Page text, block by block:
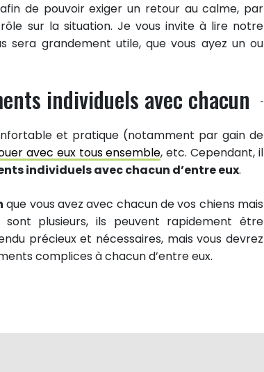
de pouvoir exiger un retour au calme, par
sur la situation. Je vous invite à lire notre
sera grandement utile, que vous ayez un ou
individuels avec chacun
et pratique (notamment par gain de
avec eux tous ensemble, etc. Cependant, il
individuels avec chacun d’entre eux.
que vous avez avec chacun de vos chiens mais
plusieurs, ils peuvent rapidement être
précieux et nécessaires, mais vous devrez
complices à chacun d’entre eux.